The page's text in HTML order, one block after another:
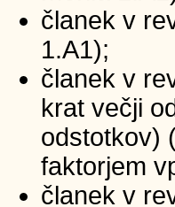
članek v
1.A1);
članek v
krat večji
odstotkov)
faktorjem
članek v